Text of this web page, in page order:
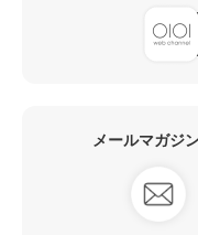
メールマガジ